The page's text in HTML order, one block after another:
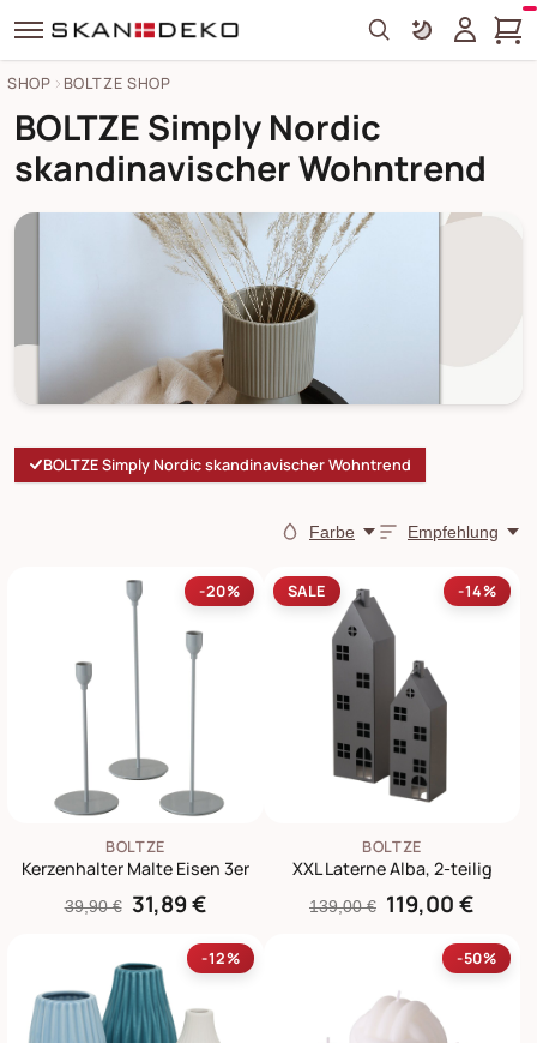
Search
SHOP BOLTZE SHOP
BOLTZE Simply Nordic
skandinavischer Wohntrend
BOLTZE Simply Nordic skandinavischer Wohntrend
Farbe Empfehlung
-20%
BOLTZE
Kerzenhalter Malte Eisen 3er
39,90 € 31,89 €
SALE -14%
BOLTZE
XXL Laterne Alba, 2-teilig
139,00 € 119,00 €
-12% -50%